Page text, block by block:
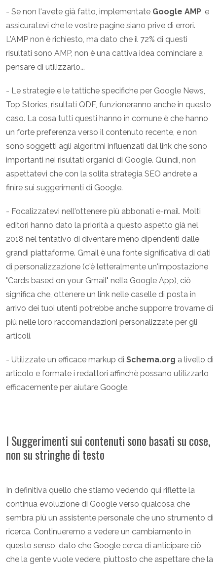
- Se non l'avete già fatto, implementate Google AMP, e
assicuratevi che le vostre pagine siano prive di errori.
L'AMP non è richiesto, ma dato che il 72% di questi
risultati sono AMP, non è una cattiva idea cominciare a
pensare di utilizzarlo...
- Le strategie e le tattiche specifiche per Google News,
Top Stories, risultati QDF, funzioneranno anche in questo
caso. La cosa tutti questi hanno in comune è che hanno
un forte preferenza verso il contenuto recente, e non
sono soggetti agli algoritmi influenzati dal link che sono
importanti nei risultati organici di Google. Quindi, non
aspettatevi che con la solita strategia SEO andrete a
finire sui suggerimenti di Google.
- Focalizzatevi nell'ottenere più abbonati e-mail. Molti
editori hanno dato la priorità a questo aspetto già nel
2018 nel tentativo di diventare meno dipendenti dalle
grandi piattaforme. Gmail è una fonte significativa di dati
di personalizzazione (c'è letteralmente un'impostazione
"Cards based on your Gmail" nella Google App), ciò
significa che, ottenere un link nelle caselle di posta in
arrivo dei tuoi utenti potrebbe anche supporre trovarne di
più nelle loro raccomandazioni personalizzate per gli
articoli.
- Utilizzate un efficace markup di Schema.org a livello di
articolo e formate i redattori affinchè possano utilizzarlo
efficacemente per aiutare Google.
I Suggerimenti sui contenuti sono basati su cose,
non su stringhe di testo
In definitiva quello che stiamo vedendo qui riflette la
continua evoluzione di Google verso qualcosa che
sembra più un assistente personale che uno strumento di
ricerca. Continueremo a vedere un cambiamento in
questo senso, dato che Google cerca di anticipare ciò
che la gente vuole vedere, piuttosto che aspettare che la